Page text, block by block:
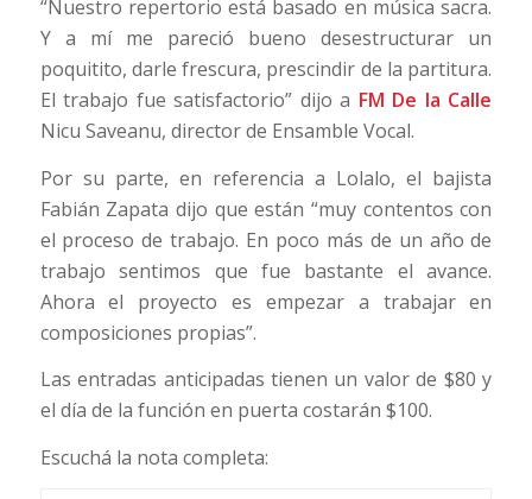
“Nuestro repertorio está basado en música sacra.
Y a mí me pareció bueno desestructurar un
poquitito, darle frescura, prescindir de la partitura.
El trabajo fue satisfactorio” dijo a FM De la Calle
Nicu Saveanu, director de Ensamble Vocal.
Por su parte, en referencia a Lolalo, el bajista
Fabián Zapata dijo que están “muy contentos con
el proceso de trabajo. En poco más de un año de
trabajo sentimos que fue bastante el avance.
Ahora el proyecto es empezar a trabajar en
composiciones propias”.
Las entradas anticipadas tienen un valor de $80 y
el día de la función en puerta costarán $100.
Escuchá la nota completa: